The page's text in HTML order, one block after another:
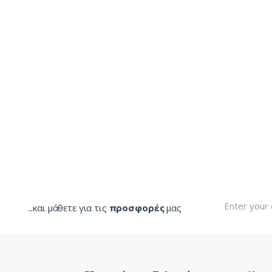
...και μάθετε για τις προσφορέςμας